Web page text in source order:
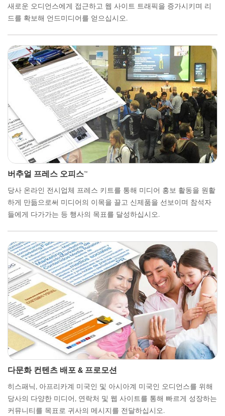
새로운 오디언스에게 접근하고 웹 사이트 트래픽을 증가시키며 리
드를 확보해 언드미디어를 얻으십시오.
버추얼 프레스 오피스™
당사 온라인 전시업체 프레스 키트를 통해 미디어 홍보 활동을 원활
하게 만듦으로써 미디어의 이목을 끌고 신제품을 선보이며 참석자
들에게 다가가는 등 행사의 목표를 달성하십시오.
다문화 컨텐츠 배포 & 프로모션
히스패닉, 아프리카계 미국인 및 아시아계 미국인 오디언스를 위해
당사의 다양한 미디어, 연락처 및 웹 사이트를 통해 빠르게 성장하는
커뮤니티를 목표로 귀사의 메시지를 전달하십시오.